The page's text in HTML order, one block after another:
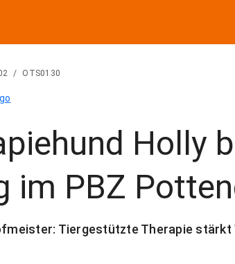
/ OTS0130
Holly
im PBZ
Tiergestützte Therapie stärkt